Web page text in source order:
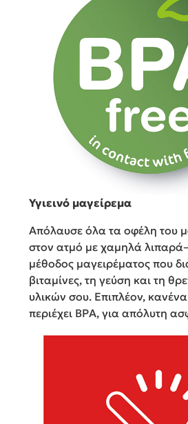
Υγιεινό μαγείρεμα
Απόλαυσε όλα τα οφέλη του
στον ατμό με χαμηλά
μέθοδος μαγειρέματος που
βιταμίνες, τη γεύση και τη
υλικών σου. Επιπλέον,
περιέχει BPA, για απόλυτη